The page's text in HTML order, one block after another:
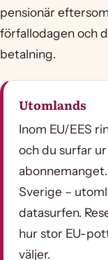
pensionär
förfallodagen och
betalning.
Utomlands
Inom EU/EES
och du surfar
Sverige –
datasurfen.
hur stor EU-
väljer.